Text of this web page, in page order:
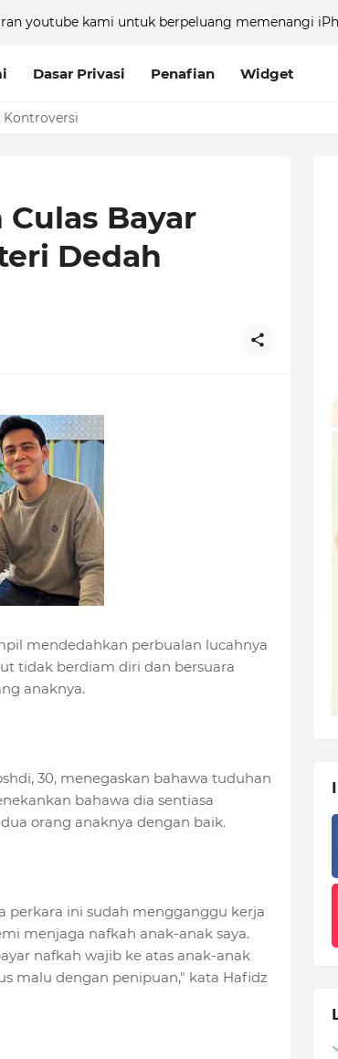
youtube kami untuk berpeluang memenangi
Dasar Privasi Penafian Widget
Kontroversi
Bayar
Dedah
mendedahkan perbualan lucahnya
tidak berdiam diri dan bersuara
anaknya.
30, menegaskan bahawa tuduhan
bahawa dia sentiasa
orang anaknya dengan baik.
perkara ini sudah mengganggu kerja
menjaga nafkah anak-anak saya.
nafkah wajib ke atas anak-anak
malu dengan penipuan," kata Hafidz